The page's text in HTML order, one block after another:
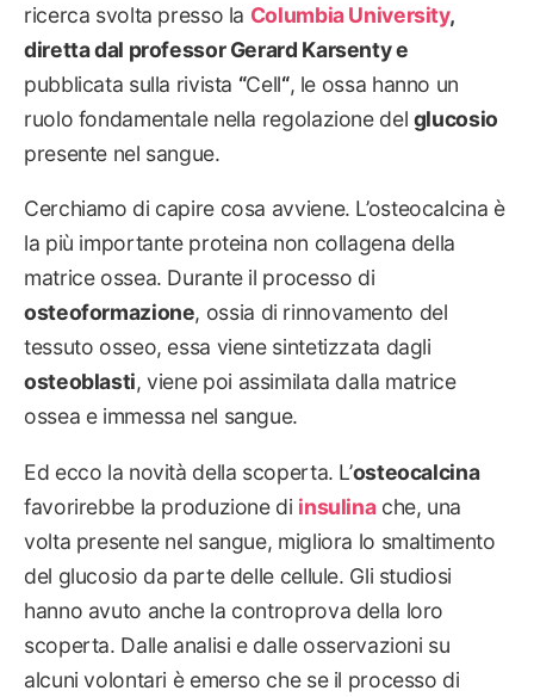
ricerca svolta presso la Columbia University,
diretta dal professor Gerard Karsenty e
pubblicata sulla rivista “Cell“, le ossa hanno un
ruolo fondamentale nella regolazione del glucosio
presente nel sangue.
Cerchiamo di capire cosa avviene. L’osteocalcina è
la più importante proteina non collagena della
matrice ossea. Durante il processo di
osteoformazione, ossia di rinnovamento del
tessuto osseo, essa viene sintetizzata dagli
osteoblasti, viene poi assimilata dalla matrice
ossea e immessa nel sangue.
Ed ecco la novità della scoperta. L’osteocalcina
favorirebbe la produzione di insulinache, una
volta presente nel sangue, migliora lo smaltimento
del glucosio da parte delle cellule. Gli studiosi
hanno avuto anche la controprova della loro
scoperta. Dalle analisi e dalle osservazioni su
alcuni volontari è emerso che se il processo di